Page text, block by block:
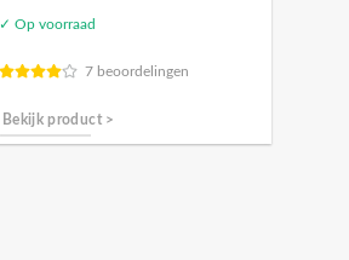
✓ Op voorraad
7 beoordelingen
Bekijk product >